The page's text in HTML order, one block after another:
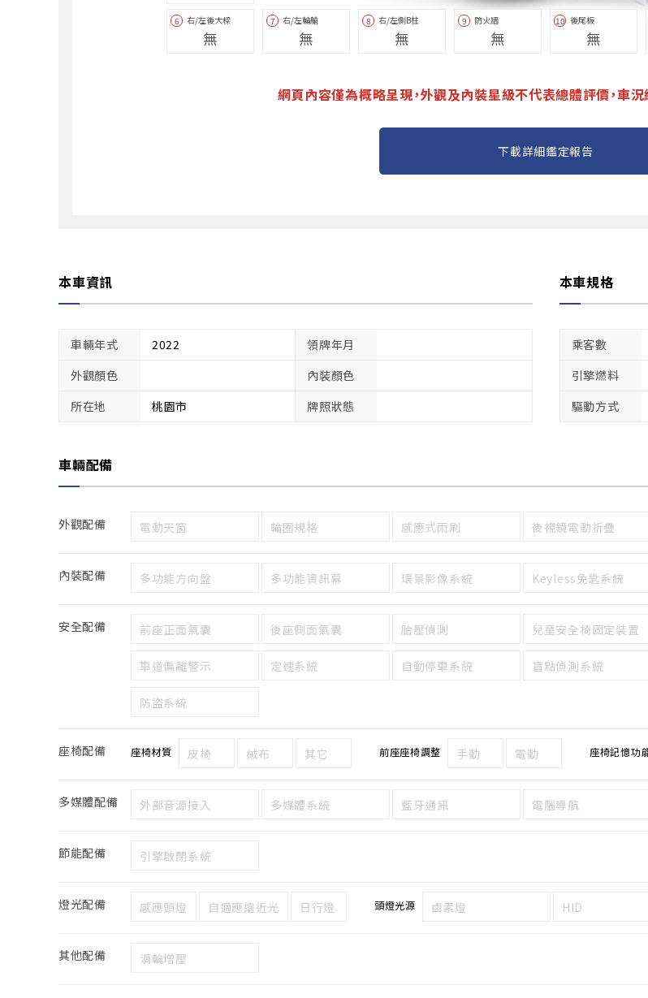
6 右/左後大樑
無
7 右/左輪艙
無
8 右/左側B柱
無
9 防火牆
無
10 後尾板
無
網頁內容僅為概略呈現，外觀及內裝星級不代表總體評價，車
下載詳細鑑定報告
本車資訊
車輛年式 2022
領牌年月
外觀顏色
內裝顏色
所在地
桃園市 牌照狀態
本車規格
乘客數
引擎燃料
驅動方式
車輛配備
外觀配備 電動天窗 輪圈規格 感應式雨刷 後視鏡電動折疊
內裝配備 多功能方向盤 多功能資訊幕 環景影像系統 Keyless免匙系統
安全配備 前座正面氣囊 後座側面氣囊 胎壓偵測 兒童安全椅固定裝置
車道偏離警示 定速系統 自動停車系統 盲點偵測系統
防盜系統
座椅配備 座椅材質 皮椅 絨布 其它 前座座椅調整 手動 電動 座椅記憶功
多媒體配備 外部音源接入 多媒體系統 藍牙通訊 電腦導航
節能配備 引擎啟閉系統
燈光配備 感應頭燈 自適應遠近光 日行燈 頭燈光源 鹵素燈 HID
其他配備 渦輪增壓